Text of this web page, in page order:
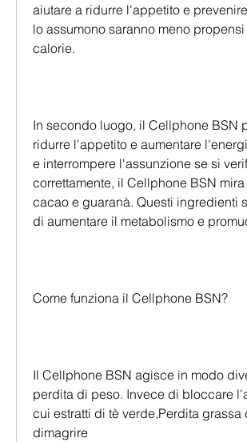
aiutare a ridurre l'appetito e
lo assumono saranno meno
calorie.
In secondo luogo, il Cellphone BSN
ridurre l'appetito e aumentare
e interrompere l'assunzione se si
correttamente, il Cellphone BSN
cacao e guaranà. Questi ingredienti
di aumentare il metabolismo e
Come funziona il Cellphone BSN?
Il Cellphone BSN agisce in modo
perdita di peso. Invece di bloccare
cui estratti di tè verde,Perdita
dimagrire